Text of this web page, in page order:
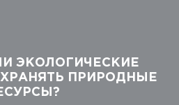
ЭКОЛОГИЧЕСКИЕ
ПРИРОДНЫЕ